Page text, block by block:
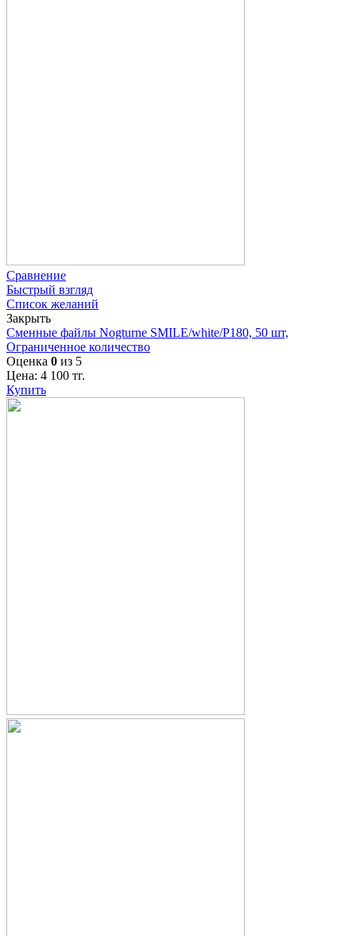
Сравнение
Быстрый взгляд
Список желаний
Закрыть
Сменные файлы Nogturne SMILE/white/P180, 50 шт,
Ограниченное количество
Оценка 0 из 5
Цена: 4 100 тг.
Купить